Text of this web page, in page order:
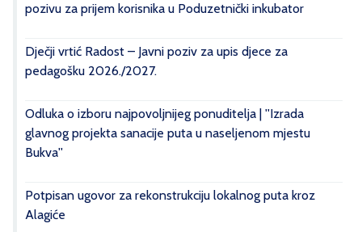
pozivu za prijem korisnika u Poduzetnički inkubator
Dječji vrtić Radost – Javni poziv za upis djece za
pedagošku 2026./2027.
Odluka o izboru najpovoljnijeg ponuditelja | ''Izrada
glavnog projekta sanacije puta u naseljenom mjestu
Bukva''
Potpisan ugovor za rekonstrukciju lokalnog puta kroz
Alagiće